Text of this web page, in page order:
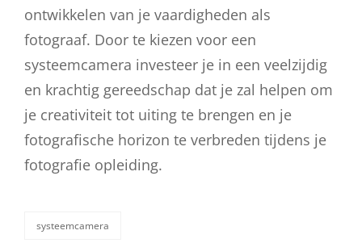
ontwikkelen van je vaardigheden als
fotograaf. Door te kiezen voor een
systeemcamera investeer je in een veelzijdig
en krachtig gereedschap dat je zal helpen om
je creativiteit tot uiting te brengen en je
fotografische horizon te verbreden tijdens je
fotografie opleiding.
categorieën
systeemcamera